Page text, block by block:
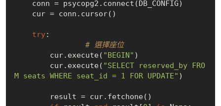
try:
# 選擇座位
        cur.execute(
"BEGIN" )
        cur.execute(
"SELECT reserved_by FRO
M seats WHERE seat_id = 1 FOR UPDATE" )